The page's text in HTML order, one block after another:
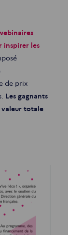
inspirer les
de prix
Les gagnants
valeur totale